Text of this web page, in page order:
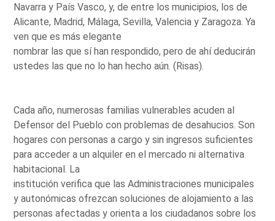
Navarra y País Vasco, y, de entre los municipios, los de
Alicante, Madrid, Málaga, Sevilla, Valencia y Zaragoza. Ya
ven que es más elegante
nombrar las que sí han respondido, pero de ahí deducirán
ustedes las que no lo han hecho aún. (Risas).
Cada año, numerosas familias vulnerables acuden al
Defensor del Pueblo con problemas de desahucios. Son
hogares con personas a cargo y sin ingresos suficientes
para acceder a un alquiler en el mercado ni alternativa
habitacional. La
institución verifica que las Administraciones municipales
y autonómicas ofrezcan soluciones de alojamiento a las
personas afectadas y orienta a los ciudadanos sobre los